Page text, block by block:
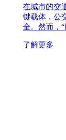
在城市的交
键载体，公
全。然而，
了解更多